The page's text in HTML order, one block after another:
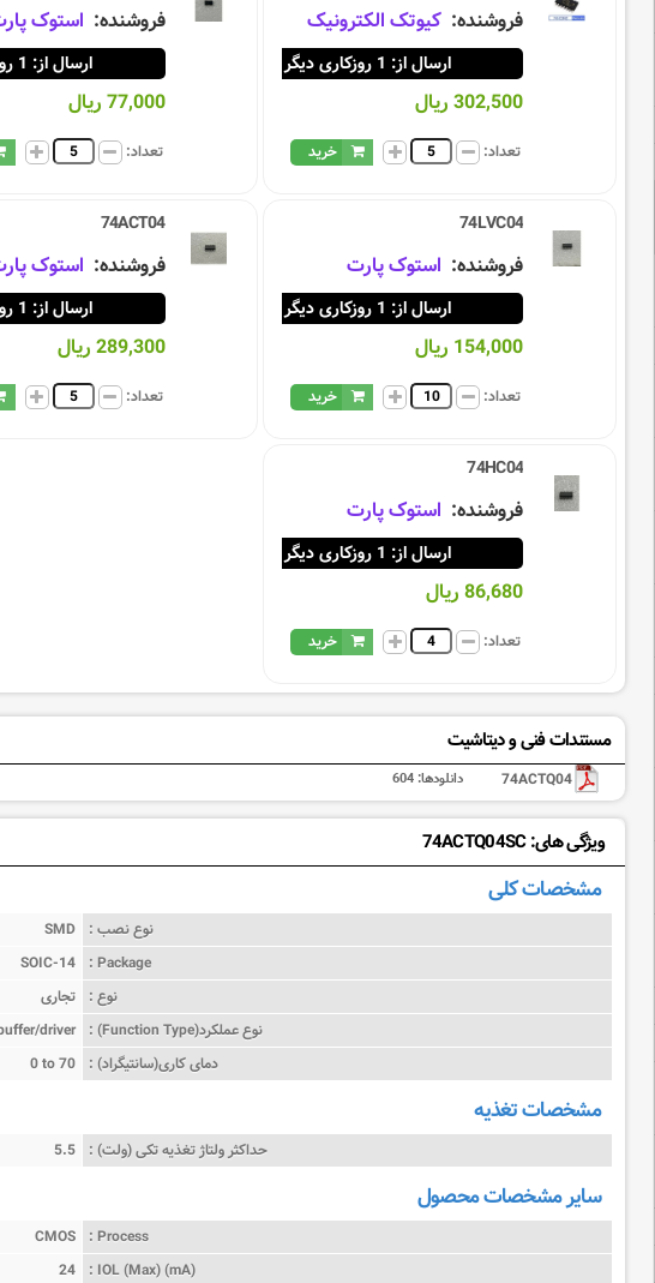
فروشنده: کیوتک الکترونیک
ارسال از: 1 روزکاری دیگر
302,500 ریال
تعداد: خرید
فروشنده: استوک
ارسال از: 1 روزکاری دیگر
77,000 ریال
تعداد:
74LVC04
فروشنده: استوک پارت
ارسال از: 1 روزکاری دیگر
154,000 ریال
تعداد: خرید
74ACT04
فروشنده: استوک
ارسال از: 1 روزکاری دیگر
289,300 ریال
تعداد:
74HC04
فروشنده: استوک پارت
ارسال از: 1 روزکاری دیگر
86,680 ریال
تعداد: خرید
مستندات فنی و دیتاشیت
74ACTQ04 دانلودها:604
ویژگی های: 74ACTQ04SC
مشخصات کلی
نوع نصب :
SMD
Package :
SOIC-14
نوع :
تجاری
نوع عملکرد(Function Type) :
driver
دمای کاری(سانتیگراد) :
0 to 70
مشخصات تغذیه
حداکثر ولتاژ تغذیه تکی (ولت) : 5.5
سایر مشخصات محصول
Process :
CMOS
IOL (Max) (mA) :
24